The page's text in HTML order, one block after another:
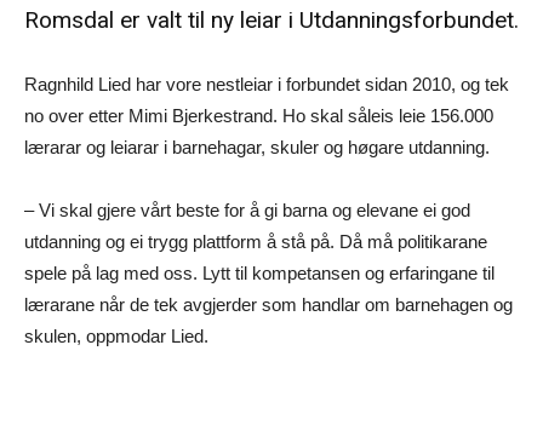
Romsdal er valt til ny leiar i Utdanningsforbundet.
Ragnhild Lied har vore nestleiar i forbundet sidan 2010, og tek
no over etter Mimi Bjerkestrand. Ho skal såleis leie 156.000
lærarar og leiarar i barnehagar, skuler og høgare utdanning.
– Vi skal gjere vårt beste for å gi barna og elevane ei god
utdanning og ei trygg plattform å stå på. Då må politikarane
spele på lag med oss. Lytt til kompetansen og erfaringane til
lærarane når de tek avgjerder som handlar om barnehagen og
skulen, oppmodar Lied.